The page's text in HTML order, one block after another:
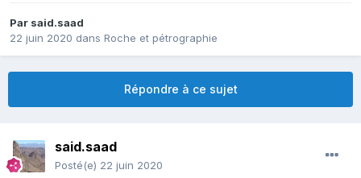
Par said.saad
22 juin 2020 dans Roche et pétrographie
Répondre à ce sujet
said.saad
Posté(e) 22 juin 2020